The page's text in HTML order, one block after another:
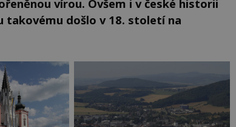
vírou. Ovšem i v české historii
takovému došlo v 18. století na